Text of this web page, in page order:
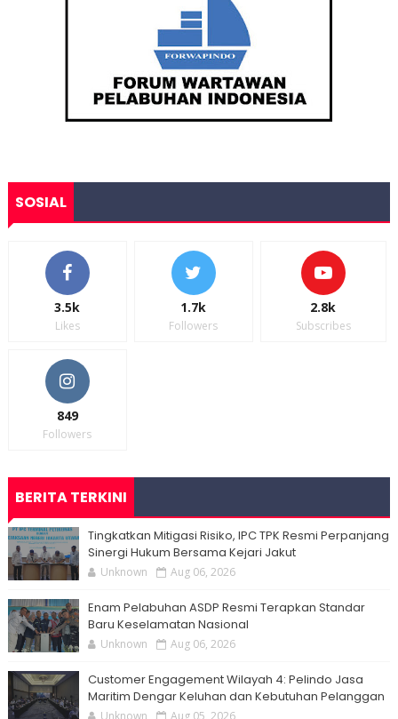
SOSIAL
3.5k
Likes
1.7k
Followers
2.8k
Subscribes
849
Followers
BERITA TERKINI
Tingkatkan Mitigasi Risiko, IPC TPK Resmi Perpanjang
Sinergi Hukum Bersama Kejari Jakut
Unknown Aug 06, 2026
Enam Pelabuhan ASDP Resmi Terapkan Standar
Baru Keselamatan Nasional
Unknown Aug 06, 2026
Customer Engagement Wilayah 4: Pelindo Jasa
Maritim Dengar Keluhan dan Kebutuhan Pelanggan
Unknown Aug 05, 2026